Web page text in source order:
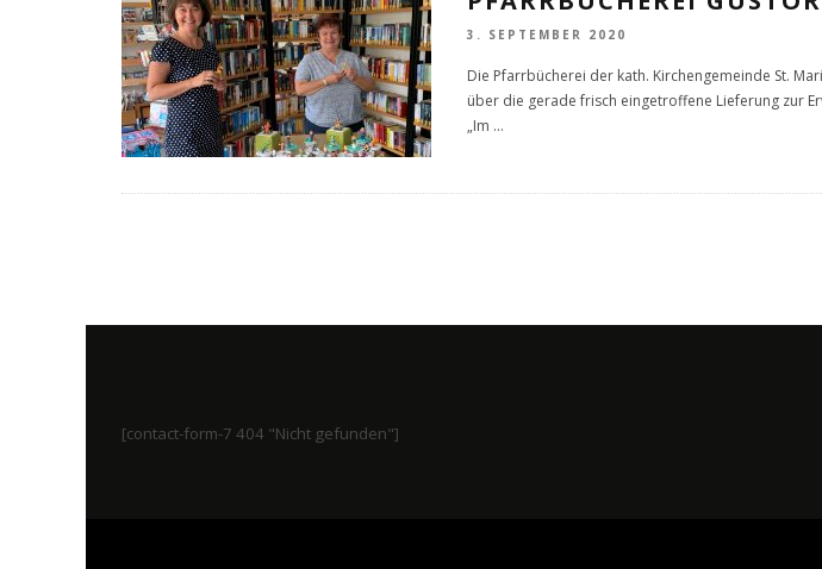
3. SEPTEMBER 2020
Die Pfarrbücherei der kath. Kirchengemeinde St.
über die gerade frisch eingetroffene Lieferung zur
„Im ...
[contact-form-7 404 "Nicht gefunden"]